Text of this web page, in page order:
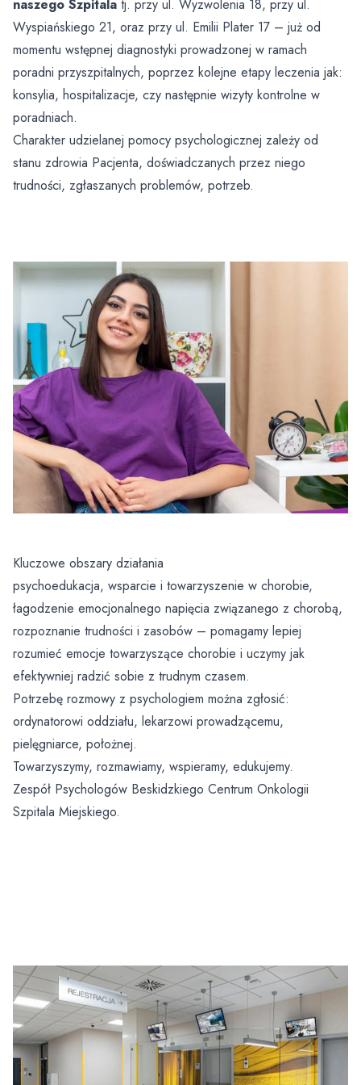
Świadczenia dla obywateli Ukrainy przebywających w
Polsce
Parking
Oddział Medycyny Paliatywnej
Oddział Gastroenterologiczny z Pododziałem
Chorób Wewnętrznych
Oddział Dzienny Kliniki Onkologii
Klinika Onkologii
Zakład Fizyki Medycznej
Zakład Pielęgnacyjno – Opiekuńczy
Opieka Paliatywna (Oddział Medycyny Paliatywnej,
Poradnia Medycyny Paliatywnej, Zespół Domowej
Opieki Paliatywnej)
Profilaktyka
Regularne badania
Pomoc medyczna w godzinach wieczornych, w
weekendy i święta
Portal Dieta NFZ
Nie kłaniaj się bólowi
Fizjoterapia Ambulatoryjna
Laboratorium Analityczne
Centralna Sterylizatornia
Zespół Kontroli Zakażeń Szpitalnych
Psycholodzy
Opieka Duszpasterska
Żywienie dla zdrowia
Dobry Posiłek
naszego Szpitala tj. przy ul. Wyzwolenia 18, przy ul.
Wyspiańskiego 21, oraz przy ul. Emilii Plater 17 – już od
momentu wstępnej diagnostyki prowadzonej w ramach
poradni przyszpitalnych, poprzez kolejne etapy leczenia jak:
konsylia, hospitalizacje, czy następnie wizyty kontrolne w
poradniach.
Charakter udzielanej pomocy psychologicznej zależy od
stanu zdrowia Pacjenta, doświadczanych przez niego
trudności, zgłaszanych problemów, potrzeb.
Kluczowe obszary działania
psychoedukacja, wsparcie i towarzyszenie w chorobie,
łagodzenie emocjonalnego napięcia związanego z chorobą,
rozpoznanie trudności i zasobów – pomagamy lepiej
rozumieć emocje towarzyszące chorobie i uczymy jak
efektywniej radzić sobie z trudnym czasem.
Potrzebę rozmowy z psychologiem można zgłosić:
ordynatorowi oddziału, lekarzowi prowadzącemu,
pielęgniarce, położnej.
Towarzyszymy, rozmawiamy, wspieramy, edukujemy.
Zespół Psychologów Beskidzkiego Centrum Onkologii
Szpitala Miejskiego.